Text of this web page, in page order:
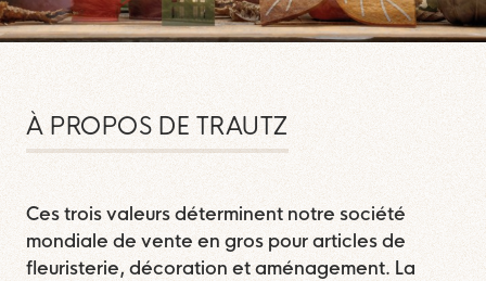
À PROPOS DE TRAUTZ
Ces trois valeurs déterminent notre société
mondiale de vente en gros pour articles de
fleuristerie, décoration et aménagement. La